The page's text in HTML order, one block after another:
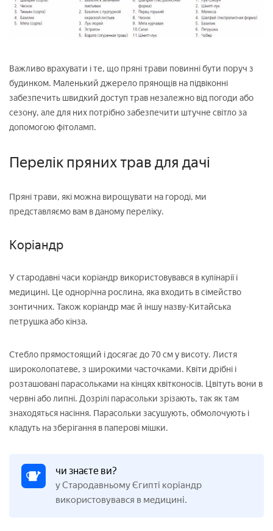
Важливо врахувати і те, що пряні трави повинні бути поруч з
будинком. Маленький джерело прянощів на підвіконні
забезпечить швидкий доступ трав незалежно від погоди або
сезону, але для них потрібно забезпечити штучне світло за
допомогою фітоламп.
Перелік пряних трав для дачі
Пряні трави, які можна вирощувати на городі, ми
представляємо вам в даному переліку.
Коріандр
У стародавні часи коріандр використовувався в кулінарії і
медицині. Це однорічна рослина, яка входить в сімейство
зонтичних. Також коріандр має й іншу назву-Китайська
петрушка або кінза.
Стебло прямостоящий і досягає до 70 см у висоту. Листя
широколопатеве, з широкими часточками. Квіти дрібні і
розташовані парасольками на кінцях квітконосів. Цвітуть вони в
червні або липні. Дозрілі парасольки зрізають, так як там
знаходяться насіння. Парасольки засушують, обмолочують і
кладуть на зберігання в паперові мішки.
чи знаєте ви?
у Стародавньому Єгипті коріандр
використовувався в медицині.